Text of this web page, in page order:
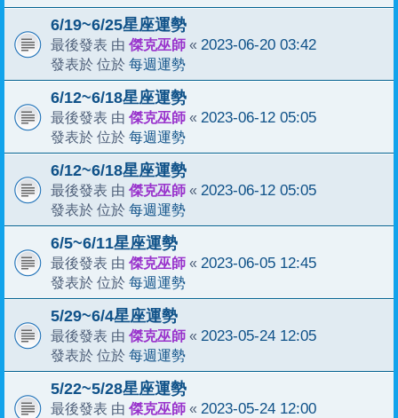
6/19~6/25星座運勢
最後發表 由 傑克巫師 « 2023-06-20 03:42
發表於 位於 每週運勢
6/12~6/18星座運勢
最後發表 由 傑克巫師 « 2023-06-12 05:05
發表於 位於 每週運勢
6/12~6/18星座運勢
最後發表 由 傑克巫師 « 2023-06-12 05:05
發表於 位於 每週運勢
6/5~6/11星座運勢
最後發表 由 傑克巫師 « 2023-06-05 12:45
發表於 位於 每週運勢
5/29~6/4星座運勢
最後發表 由 傑克巫師 « 2023-05-24 12:05
發表於 位於 每週運勢
5/22~5/28星座運勢
最後發表 由 傑克巫師 « 2023-05-24 12:00